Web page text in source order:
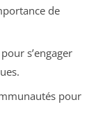
de
s’engager
pour